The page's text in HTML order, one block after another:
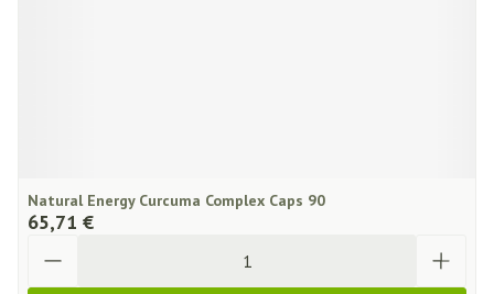
Natural Energy Curcuma Complex Caps 90
65,71 €